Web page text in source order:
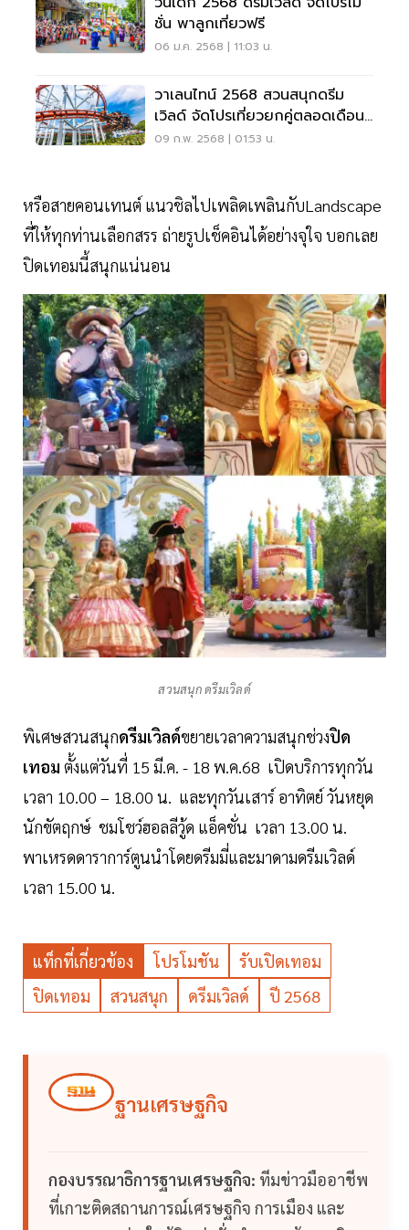
ชั่น พาลูกเที่ยวฟรี
06 ม.ค. 2568 | 11:03 น.
วาเลนไทน์ 2568 สวนสนุกดรีม
เวิลด์ จัดโปรเที่ยวยกคู่ตลอดเดือน
กุมภาพันธ์นี้
09 ก.พ. 2568 | 01:53 น.
หรือสายคอนเทนต์ แนวชิลไปเพลิดเพลินกับLandscape
ที่ให้ทุกท่านเลือกสรร ถ่ายรูปเช็คอินได้อย่างจุใจ บอกเลย
ปิดเทอมนี้สนุกแน่นอน
สวนสนุก ดรีมเวิลด์
พิเศษสวนสนุกดรีมเวิลด์ขยายเวลาความสนุกช่วงปิด
เทอม ตั้งแต่วันที่ 15 มี.ค. - 18 พ.ค.68 เปิดบริการทุกวัน
เวลา 10.00 – 18.00 น. และทุกวันเสาร์ อาทิตย์ วันหยุด
นักขัตฤกษ์ ชมโชว์ฮอลลีวู้ด แอ็คชั่น เวลา 13.00 น.
พาเหรดดาราการ์ตูนนำโดยดรีมมี่และมาดามดรีมเวิลด์
เวลา 15.00 น.
แท็กที่เกี่ยวข้อง โปรโมชัน
รับเปิดเทอม
ปิดเทอม
สวนสนุก ดรีมเวิลด์ ปี 2568
ฐานเศรษฐกิจ
กองบรรณาธิการฐานเศรษฐกิจ: ทีมข่าวมืออาชีพ
ที่เกาะติดสถานการณ์เศรษฐกิจ การเมือง และ